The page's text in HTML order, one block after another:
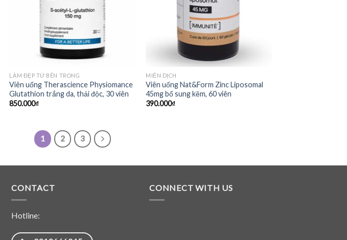
LÀM ĐẸP TỪ BÊN TRONG
Viên uống Therascience Physiomance
Glutathion trắng da, thải độc, 30 viên
850.000₫
MIỄN DỊCH
Viên uống Nat&Form Zinc Liposomal
45mg bổ sung kẽm, 60 viên
390.000₫
1 2 3
CONTACT
Hotline:
CONNECT WITH US